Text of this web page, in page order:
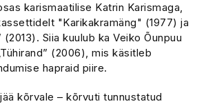
karismaatilise Katrin Karismaga,
"Karikakramäng" (1977) ja
(2013). Siia kuulub ka Veiko Õunpuu
(2006), mis käsitleb
hapraid piire.
kõrvale – kõrvuti tunnustatud